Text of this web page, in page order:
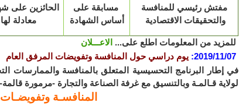
الحائزين على
مسابقة على
أساس الشهادة
مفتش رئيسي للمنافسة
والتحقيقات الاقتصادية
للمزيد من المعلومات اطلع على... الاعـــلان
2019/11/07
: يوم دراسي حول المنافسة وتفويضات المرفق العام
لولاية قـالمـة وبالتنسيق مع غرفة الصناعة والتجارة -مرمورة
المنافسـة